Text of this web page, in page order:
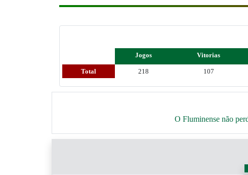
Jogos Vitorias
Total 218 107
O Fluminense não